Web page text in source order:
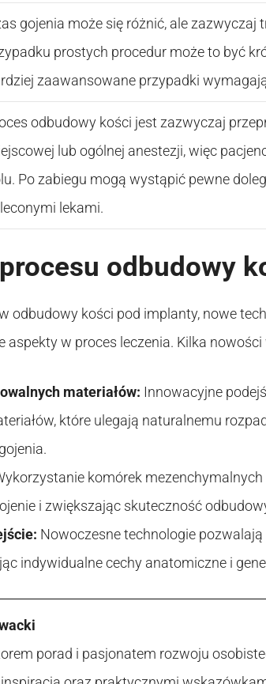
gojenia może się różnić, ale zazwyczaj
prostych procedur może to być
zaawansowane przypadki
odbudowy kości jest zazwyczaj
lub ogólnej anestezji, więc
Po zabiegu mogą wystąpić pewne
lekami.
odbudowy
odbudowy kości pod implanty, nowe
aspekty w proces leczenia. Kilka
materiałów: Innowacyjne
które ulegają naturalnemu
komórek
i zwiększając skuteczność
Nowoczesne technologie
indywidualne cechy anatomiczne i
porad i pasjonatem rozwoju